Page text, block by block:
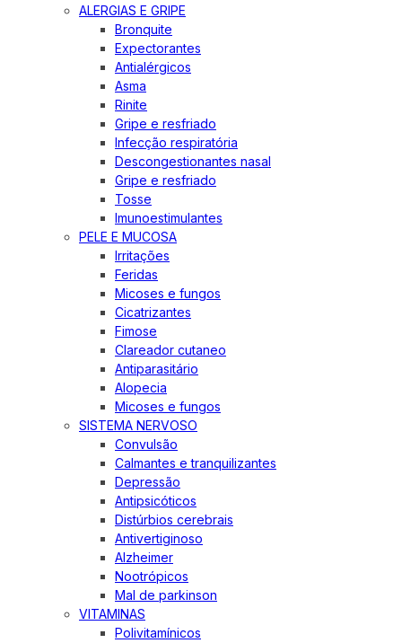
ALERGIAS E GRIPE
Bronquite
Expectorantes
Antialérgicos
Asma
Rinite
Gripe e resfriado
Infecção respiratória
Descongestionantes nasal
Gripe e resfriado
Tosse
Imunoestimulantes
PELE E MUCOSA
Irritações
Feridas
Micoses e fungos
Cicatrizantes
Fimose
Clareador cutaneo
Antiparasitário
Alopecia
Micoses e fungos
SISTEMA NERVOSO
Convulsão
Calmantes e tranquilizantes
Depressão
Antipsicóticos
Distúrbios cerebrais
Antivertiginoso
Alzheimer
Nootrópicos
Mal de parkinson
VITAMINAS
Polivitamínicos